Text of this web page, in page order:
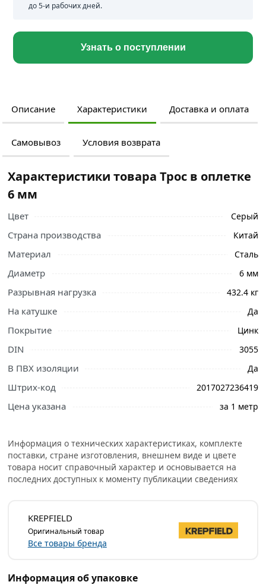
до 5-и рабочих дней.
Узнать о поступлении
Описание Характеристики Доставка и оплата
Самовывоз Условия возврата
Ознакомьтесь с подробными характеристиками,
описанием и отзывами о товаре, чтобы сделать
правильный выбор и заказать онлайн. Наши
свяжутся с Вами для согласования условий доставки
или самовывоза.
Стальные тросы общего назначения в
крепления: в качестве растяжек при установке антенн и
мачт, несущего троса при прокладке воздушных линий
связи; в автомобилестроении — в приводах
Не предназначены для подъема. В зависимости от
Характеристики товара Трос в оплетке
6 мм
Цвет Серый
Страна производства Китай
Материал Сталь
Диаметр 6 мм
Разрывная нагрузка 432.4 кг
На катушке Да
Покрытие Цинк
DIN 3055
В ПВХ изоляции Да
Штрих-код 2017027236419
Цена указана за 1 метр
Информация о технических характеристиках, комплекте
поставки, стране изготовления, внешнем виде и цвете
товара носит справочный характер и основывается на
последних доступных к моменту публикации сведениях
KREPFIELD
Оригинальный товар
Все товары бренда
Информация об упаковке